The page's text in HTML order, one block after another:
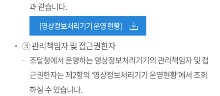
과 같습니다.
[영상정보처리기기 운영 현황]
③ 관리책임자 및 접근권한자
조달청에서 운영하는 영상정보처리기기의 관리책임자 및 접
근권한자는제2항의 ‘영상정보처리기기 운영현황’에서 조회
하실 수 있습니다.